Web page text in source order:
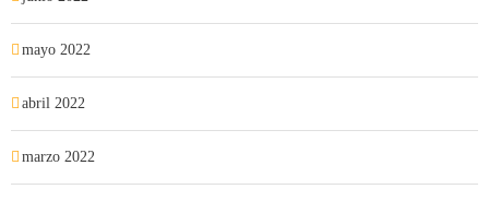
mayo 2022
abril 2022
marzo 2022